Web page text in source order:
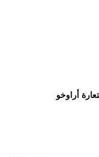
أراوخو